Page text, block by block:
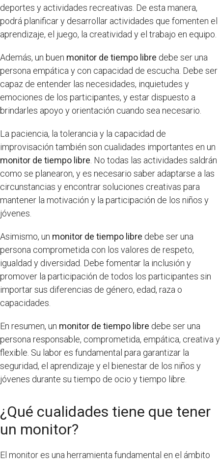
deportes y actividades recreativas. De esta manera,
podrá planificar y desarrollar actividades que fomenten el
aprendizaje, el juego, la creatividad y el trabajo en equipo.
Además, un buen monitor de tiempo libre debe ser una
persona empática y con capacidad de escucha. Debe ser
capaz de entender las necesidades, inquietudes y
emociones de los participantes, y estar dispuesto a
brindarles apoyo y orientación cuando sea necesario.
La paciencia, la tolerancia y la capacidad de
improvisación también son cualidades importantes en un
monitor de tiempo libre . No todas las actividades saldrán
como se planearon, y es necesario saber adaptarse a las
circunstancias y encontrar soluciones creativas para
mantener la motivación y la participación de los niños y
jóvenes.
Asimismo, un monitor de tiempo libre debe ser una
persona comprometida con los valores de respeto,
igualdad y diversidad. Debe fomentar la inclusión y
promover la participación de todos los participantes sin
importar sus diferencias de género, edad, raza o
capacidades.
En resumen, un monitor de tiempo libre debe ser una
persona responsable, comprometida, empática, creativa y
flexible. Su labor es fundamental para garantizar la
seguridad, el aprendizaje y el bienestar de los niños y
jóvenes durante su tiempo de ocio y tiempo libre.
¿Qué cualidades tiene que tener
un monitor?
El monitor es una herramienta fundamental en el ámbito